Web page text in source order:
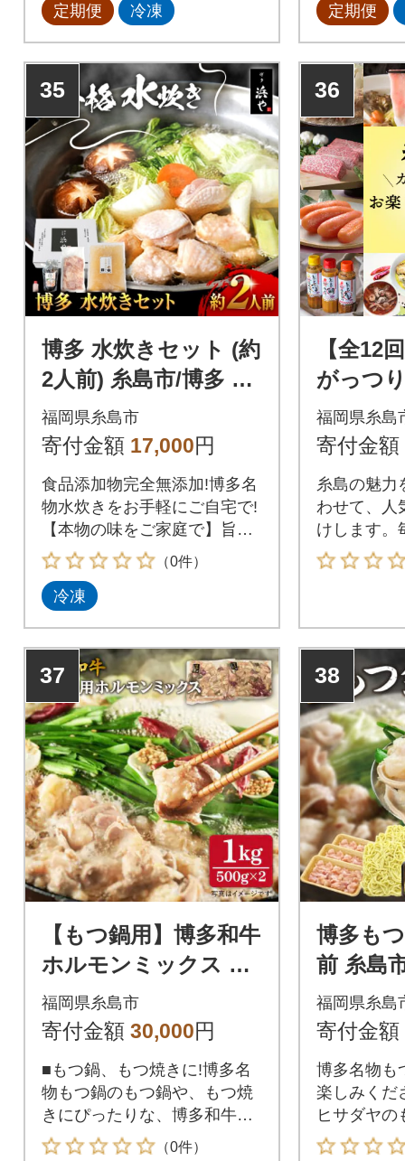
で新鮮な状態で仕入れ、長年
急速冷凍技術により、ぷりっ
ぷりで甘い極上のもつに仕上
がっております。
定期便 冷凍
で新鮮な状
急速冷凍技
ぷりで甘い
がっており
定期便
35
博多 水炊きセット (約
2人前) 糸島市/博多 浜
や [AFF036] 水炊き
鍋
福岡県糸島市
寄付金額 17,000円
食品添加物完全無添加!博多名
物水炊きをお手軽にご自宅で!
【本物の味をご家庭で】旨味
を最大限に引き出した濃厚で
コクのある鶏ガラスープと、
肉質が柔らかくジューシー
どり、そして弊社オリジナル
自慢のだしぽん酢のセットで
す。【コラーゲンたっぷりの
鶏ガラスープ】
（0件）
冷凍
36
【全12
がっつ
期便
福岡県糸島
寄付金額
糸島の魅力
わせて、人
けします。
材たちを、
しみくださ
プで至福の
37
【もつ鍋用】博多和牛
ホルモンミックス 計1
kg 《糸島》【糸島ミ
ートデリ工房】[ACA1
福岡県糸島市
寄付金額 30,000円
■もつ鍋、もつ焼きに!博多名
物もつ鍋のもつ鍋や、もつ焼
きにぴったりな、博多和牛ホ
ルモンミックスをお届けしま
（0件）
38
博多も
前 糸島
フーズ
070]
福岡県糸島
寄付金額
博多名物も
楽しみくだ
ヒサダヤの
度と質に定